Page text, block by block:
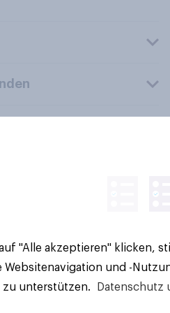
Alle Rechte vorbehalten.
"Alle akzeptieren" klicken,
Websitenavigation und -
zu unterstützen.
Datenschutz